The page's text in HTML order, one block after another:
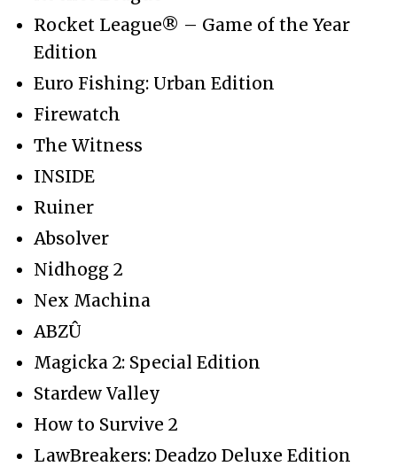
Rocket League® – Game of the Year
Edition
Euro Fishing: Urban Edition
Firewatch
The Witness
INSIDE
Ruiner
Absolver
Nidhogg 2
Nex Machina
ABZÛ
Magicka 2: Special Edition
Stardew Valley
How to Survive 2
LawBreakers: Deadzo Deluxe Edition